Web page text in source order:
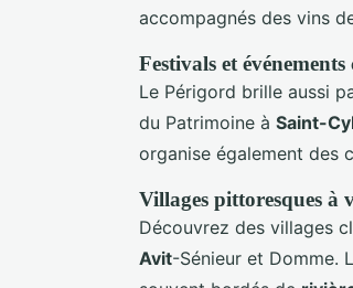
accompagnés des vins
Festivals et
Le Périgord brille aussi
du Patrimoine à Saint-
organise également des
Villages pittoresques à
Découvrez des villages
Avit-Sénieur et Domme.